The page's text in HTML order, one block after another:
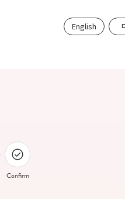
English
Confirm